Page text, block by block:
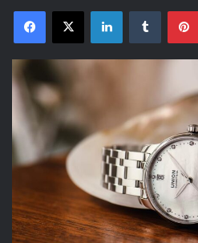
Facebook
X LinkedInTumblr